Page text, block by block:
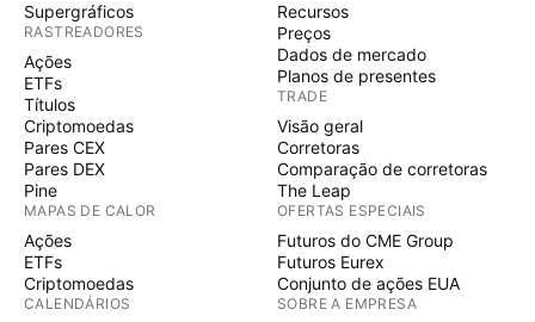
Supergráficos
RASTREADORES
Ações
ETFs
Títulos
Criptomoedas
Pares CEX
Pares DEX
Pine
MAPAS DE CALOR
Ações
ETFs
Criptomoedas
CALENDÁRIOS
Recursos
Preços
Dados de mercado
Planos de presentes
TRADE
Visão geral
Corretoras
Comparação de corretoras
The Leap
OFERTAS ESPECIAIS
Futuros do CME Group
Futuros Eurex
Conjunto de ações EUA
SOBRE A EMPRESA